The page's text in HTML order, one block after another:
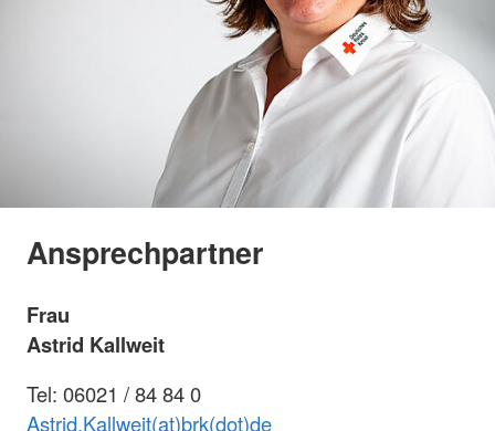
Ansprechpartner
Frau
Astrid Kallweit
Tel: 06021 / 84 84 0
Astrid.Kallweit(at)brk(dot)de